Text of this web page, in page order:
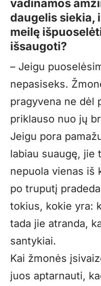
vadinamos
daugelis siekia,
meilę
išsaugoti?
– Jeigu
nepasiseks.
pragyvena ne dėl
priklauso nuo jų
Jeigu pora
labiau suaugę, jie
nepuola vienas iš
po truputį
tokius, kokie yra:
tada jie atranda,
santykiai.
Kai žmonės
juos aptarnauti,